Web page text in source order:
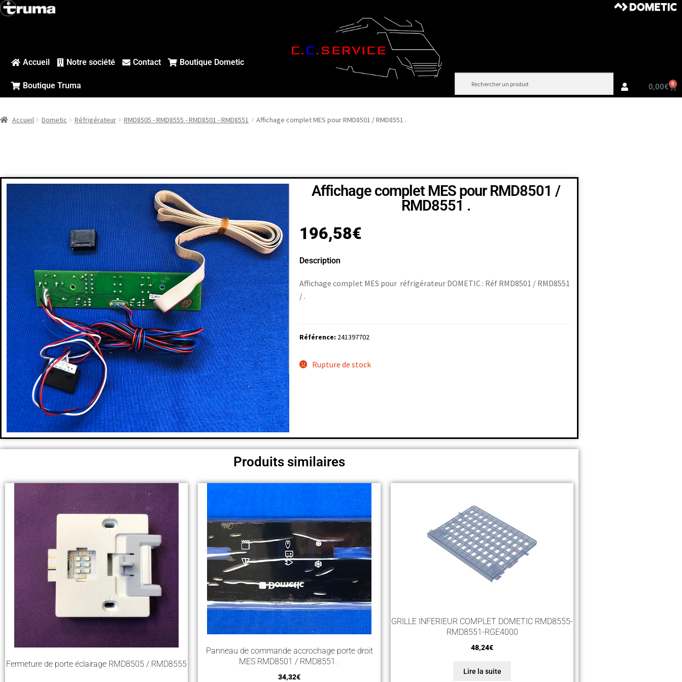
Accueil Notre société Contact Boutique Dometic
Boutique Truma 0,00€ 0
Accueil Dometic Réfrigérateur RMD8505 - RMD8555 - RMD8501 - RMD8551 Affichage complet MES pour RMD8501 / RMD8551 .
Affichage complet MES pour RMD8501 /
RMD8551 .
196,58€
Description
Affichage complet MES pour réfrigérateur DOMETIC : Réf RMD8501 / RMD8551
/ .
Référence: 241397702
Rupture de stock
Produits similaires
Fermeture de porte éclairage RMD8505 / RMD8555
Panneau de commande accrochage porte droit
MES RMD8501 / RMD8551 .
34,32€
GRILLE INFERIEUR COMPLET DOMETIC RMD8555-
RMD8551-RGE4000
48,24€
Lire la suite